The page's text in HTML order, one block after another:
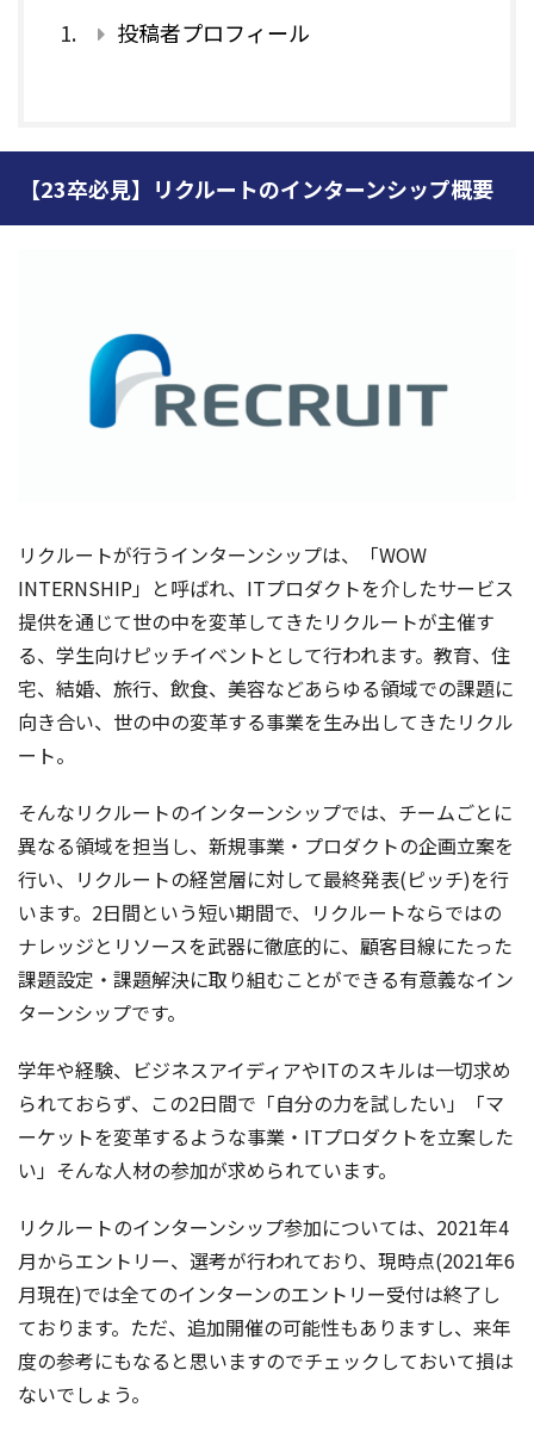
投稿者プロフィール
【23卒必見】リクルートのインターンシップ概要
リクルートが行うインターンシップは、「WOW
INTERNSHIP」と呼ばれ、ITプロダクトを介したサービス
提供を通じて世の中を変革してきたリクルートが主催す
る、学生向けピッチイベントとして行われます。教育、住
宅、結婚、旅行、飲食、美容などあらゆる領域での課題に
向き合い、世の中の変革する事業を生み出してきたリクル
ート。
そんなリクルートのインターンシップでは、チームごとに
異なる領域を担当し、新規事業・プロダクトの企画立案を
行い、リクルートの経営層に対して最終発表(ピッチ)を行
います。2日間という短い期間で、リクルートならではの
ナレッジとリソースを武器に徹底的に、顧客目線にたった
課題設定・課題解決に取り組むことができる有意義なイン
ターンシップです。
学年や経験、ビジネスアイディアやITのスキルは一切求め
られておらず、この2日間で「自分の力を試したい」「マ
ーケットを変革するような事業・ITプロダクトを立案した
い」そんな人材の参加が求められています。
リクルートのインターンシップ参加については、2021年4
月からエントリー、選考が行われており、現時点(2021年6
月現在)では全てのインターンのエントリー受付は終了し
ております。ただ、追加開催の可能性もありますし、来年
度の参考にもなると思いますのでチェックしておいて損は
ないでしょう。